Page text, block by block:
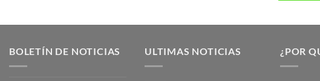
BOLETÍN DE NOTICIAS ULTIMAS NOTICIAS ¿POR